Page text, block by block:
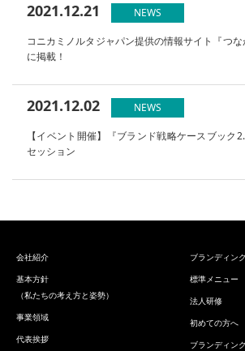
2021.12.21 NEWS
コニカミノルタジャパン提供の情報サイト『つな
に掲載！
2021.12.02 NEWS
【イベント開催】『ブランド戦略ケースブック
セッション
会社紹介
基本方針
（私たちの考え方と姿勢）
事業領域
代表挨拶
ブランディン
標準メニュー
法人研修
初めての方へ
ブランディン